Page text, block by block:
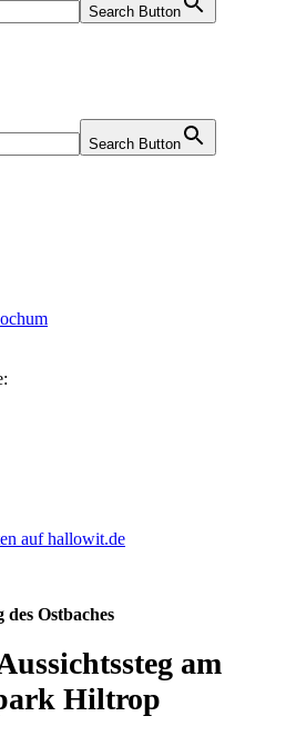
Search Button
Search Button
auf hallowit.de
Ostbaches
am
Hiltrop